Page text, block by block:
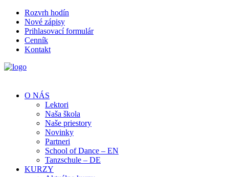
Rozvrh hodín
Nové zápisy
Prihlasovací formulár
Cenník
Kontakt
O NÁS
Lektori
Naša škola
Naše priestory
Novinky
Partneri
School of Dance – EN
Tanzschule – DE
KURZY